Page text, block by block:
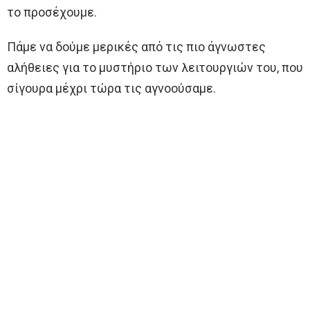
το προσέχουμε.
Πάμε να δούμε μερικές από τις πιο άγνωστες
αλήθειες για το μυστήριο των λειτουργιών του, που
σίγουρα μέχρι τώρα τις αγνοούσαμε.